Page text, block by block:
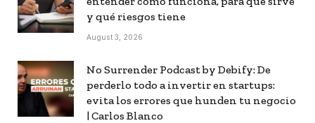
y qué riesgos tiene
August 3, 2026
No Surrender Podcast by Debify: De
perderlo todo a invertir en startups:
evita los errores que hunden tu negocio
| Carlos Blanco